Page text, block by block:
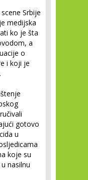
Srbije
medijska
ko je šta
a
o
i koji je
gotovo
u
koje su
nasilnu